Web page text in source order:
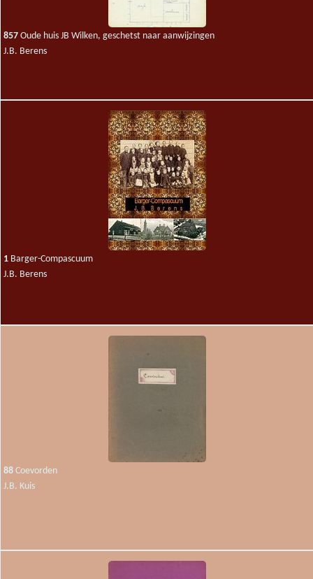
857 Oude huis JB Wilken, geschetst naar aanwijzingen
J.B. Berens
1 Barger-Compascuum
J.B. Berens
88 Coevorden
J.B. Kuis